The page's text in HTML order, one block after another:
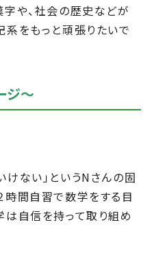
や、社会の歴史などが
系をもっと頑張りたいで
ジ～
ない」というNさんの固
時間自習で数学をする目
は自信を持って取り組め